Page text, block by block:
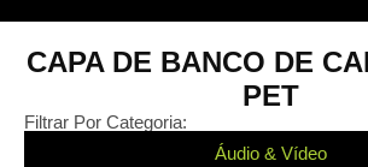
CAPA DE BANCO DE
PET
Filtrar Por Categoria:
Áudio & Vídeo